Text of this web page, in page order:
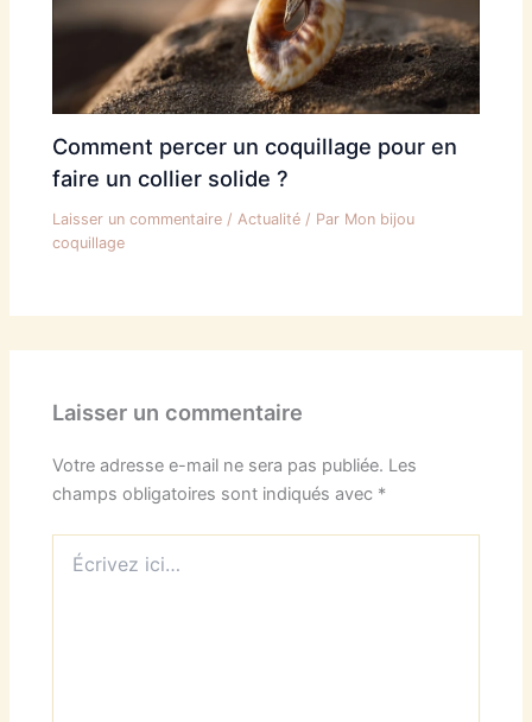
Comment percer un coquillage pour en
faire un collier solide ?
Laisser un commentaire /Actualité / Par Mon bijou
coquillage
Laisser un commentaire
Votre adresse e-mail ne sera pas publiée. Les
champs obligatoires sont indiqués avec *
ici…